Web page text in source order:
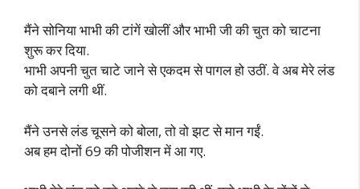
मैंने सोनिया भाभी की टांगें खोलीं और भाभी जी की चुत को चाटना
शुरू कर दिया.
भाभी अपनी चुत चाटे जाने से एकदम से पागल हो उठीं. वे अब मेरे लंड
को दबाने लगी थीं.
मैंने उनसे लंड चूसने को बोला, तो वो झट से मान गईं.
अब हम दोनों 69 की पोजीशन में आ गए.